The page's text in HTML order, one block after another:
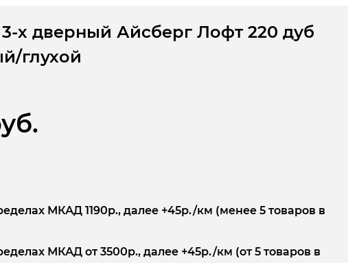
х дверный Айсберг Лофт 220 дуб
глухой
МКАД 1190р., далее +45р./км (менее 5 товаров в
МКАД от 3500р., далее +45р./км (от 5 товаров в